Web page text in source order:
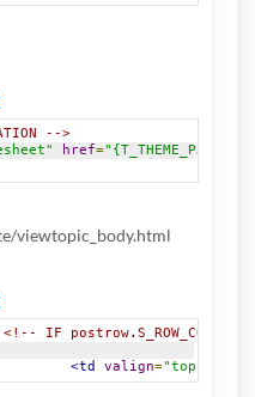
-->
href=
viewtopic_body.html
<!-- IF postrow.S_ROW_COUNT
<td valign="top"